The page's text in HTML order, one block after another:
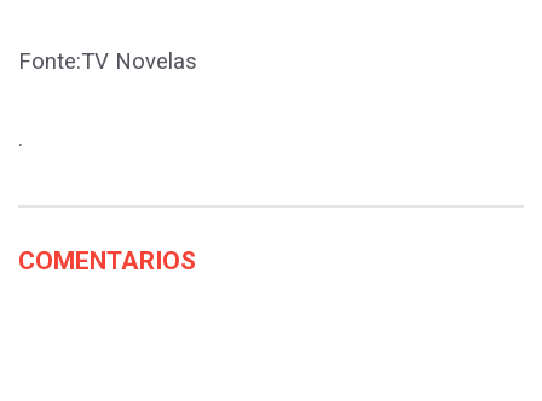
Fonte:TV Novelas
.
COMENTARIOS